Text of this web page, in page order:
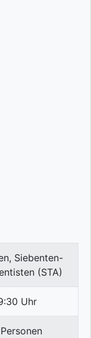
Siebenten-
(STA)
Uhr